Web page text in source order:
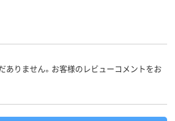
ンキ
ありません。お客様のレビューコメントをお